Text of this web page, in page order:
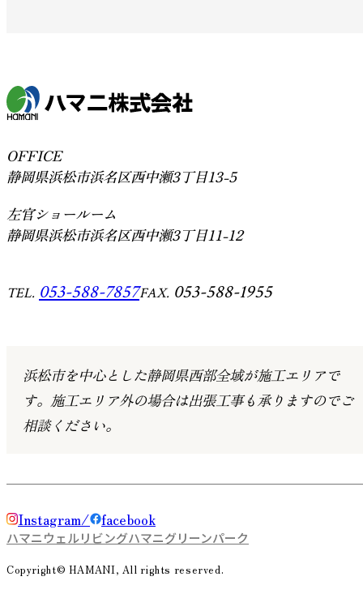
OFFICE
静岡県浜松市浜名区西中瀬3丁目13-5
左官ショールーム
静岡県浜松市浜名区西中瀬3丁目11-12
TEL. 053-588-7857FAX. 053-588-1955
浜松市を中心とした静岡県西部全域が施工エリアで
す。 施工エリア外の場合は出張工事も承りますのでご
相談ください。
Instagram facebook
ハマニウェルリビングハマニグリーンパーク
Copyright© HAMANI, All rights reserved.